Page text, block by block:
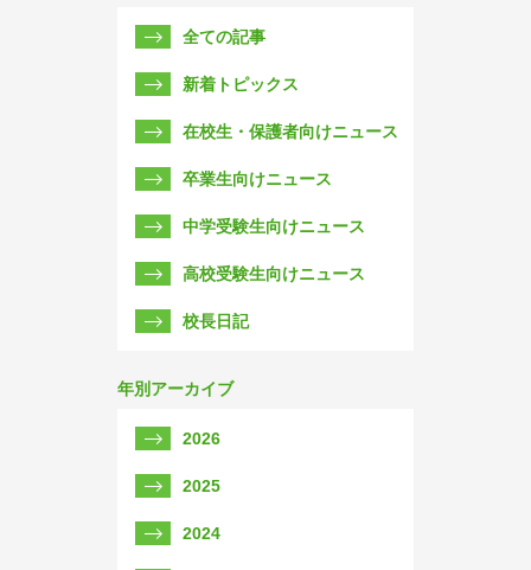
全ての記事
新着トピックス
在校生・保護者向けニュース
卒業生向けニュース
中学受験生向けニュース
高校受験生向けニュース
校長日記
年別アーカイブ
2026
2025
2024